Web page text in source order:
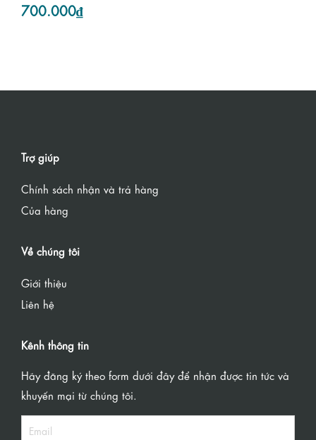
700.000₫
Trợ giúp
Chính sách nhận và trả hàng
Của hàng
Về chúng tôi
Giới thiệu
Liên hệ
Kênh thông tin
Hãy đăng ký theo form dưới đây để nhận được tin tức và
khuyến mại từ chúng tôi.